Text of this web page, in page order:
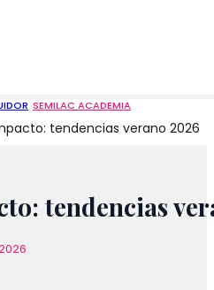
SEMILAC ACADEMIA
tendencias verano 2026
tendencias